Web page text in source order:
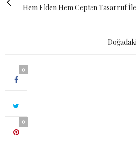
Hem Elden Hem Cepten Tasarruf İle
0
0